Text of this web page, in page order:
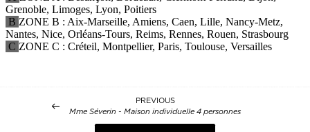
PREVIOUS
Mme Séverin - Maison individuelle 4 personnes